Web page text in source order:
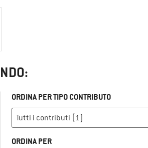
ORDINA PER TIPO CONTRIBUTO
ORDINA PER